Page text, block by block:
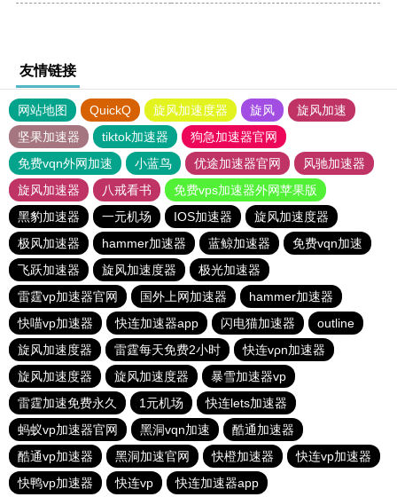
友情链接
网站地图 QuickQ 旋风加速度器 旋风
旋风加速
坚果加速器
tiktok加速器
狗急加速器官网
免费vqn外网加速
小蓝鸟 优途加速器官网
风驰加速器
旋风加速器
八戒看书
免费vps加速器外网苹果版
黑豹加速器
一元机场 IOS加速器
旋风加速度器
极风加速器
hammer加速器 蓝鲸加速器
免费vqn加速
飞跃加速器
旋风加速度器
极光加速器
雷霆vp加速器官网
国外上网加速器
hammer加速器
快喵vp加速器
快连加速器app 闪电猫加速器
outline
旋风加速度器
雷霆每天免费2小时
快连vρn加速器
旋风加速度器
旋风加速度器
暴雪加速器vp
雷霆加速免费永久
1元机场
快连lets加速器
蚂蚁vp加速器官网
黑洞vqn加速
酷通加速器
酷通vp加速器
黑洞加速官网 快橙加速器
快连vp加速器
快鸭vp加速器
快连vp 快连加速器app